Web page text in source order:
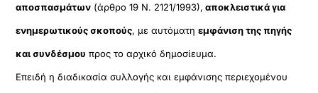
αποσπασμάτων (άρθρο 19 Ν. 2121/1993), αποκλειστικά για
ενημερωτικούς σκοπούς, με αυτόματηεμφάνιση της πηγής
και συνδέσμου προς το αρχικό δημοσίευμα.
Επειδή η διαδικασία συλλογής και εμφάνισης περιεχομένου